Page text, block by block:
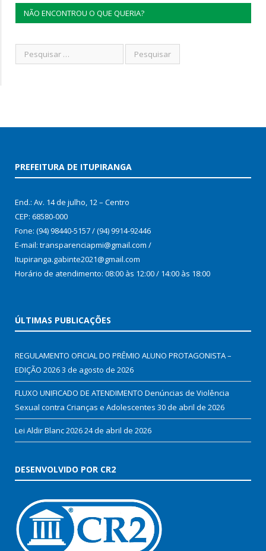
NÃO ENCONTROU O QUE QUERIA?
PREFEITURA DE ITUPIRANGA
End.: Av. 14 de julho, 12 – Centro
CEP: 68580-000
Fone: (94) 98440-5157 / (94) 9914-92446
E-mail: transparenciapmi@gmail.com /
Itupiranga.gabinte2021@gmail.com
Horário de atendimento: 08:00 às 12:00 / 14:00 às 18:00
ÚLTIMAS PUBLICAÇÕES
REGULAMENTO OFICIAL DO PRÊMIO ALUNO PROTAGONISTA –
EDIÇÃO 20263 de agosto de 2026
FLUXO UNIFICADO DE ATENDIMENTO Denúncias de Violência
Sexual contra Crianças e Adolescentes 30 de abril de 2026
Lei Aldir Blanc 202624 de abril de 2026
DESENVOLVIDO POR CR2